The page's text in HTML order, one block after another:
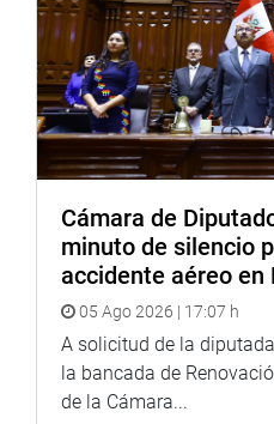
Cámara de
minuto de silencio
accidente aéreo en
05 Ago 2026 | 17:07 h
A solicitud de la
la bancada de
de la Cámara...